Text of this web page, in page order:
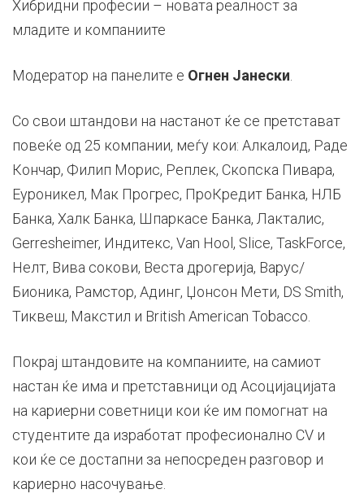
Хибридни професии – новата реалност за
младите и компаниите
Модератор на панелите е Огнен Јанески
Со свои штандови на настанот ќе се претстават
повеќе од 25 компании, меѓу кои: Алкалоид, Раде
Кончар, Филип Морис, Реплек, Скопска Пивара,
Еуроникел, Мак Прогрес, ПроКредит Банка, НЛБ
Банка, Халк Банка, Шпаркасе Банка, Лакталис,
Gerresheimer, Индитекс, Van Hool, Slice, TaskForce,
Нелт, Вива сокови, Веста дрогерија, Варус/
Бионика, Рамстор, Адинг, Џонсон Мети, DS Smith,
Тиквеш, Макстил и British American Tobacco.
Покрај штандовите на компаниите, на самиот
настан ќе има и претставници од Асоцијацијата
на кариерни советници кои ќе им помогнат на
студентите да изработат професионално CV и
кои ќе се достапни за непосреден разговор и
кариерно насочување.